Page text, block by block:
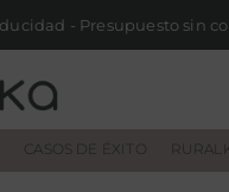
CASOS DE ÉXITO